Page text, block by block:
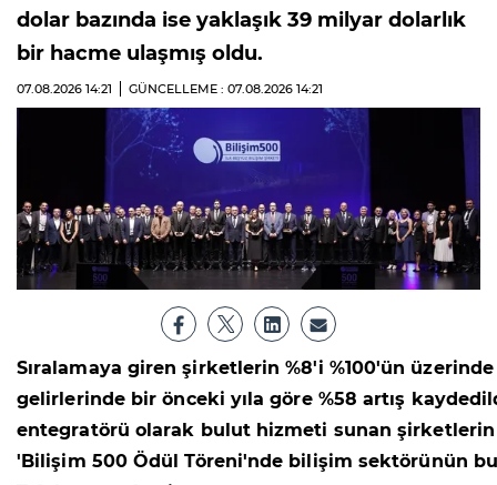
dolar bazında ise yaklaşık 39 milyar dolarlık
bir hacme ulaşmış oldu.
07.08.2026 14:21 GÜNCELLEME : 07.08.2026 14:21
Sıralamaya giren şirketlerin %8'i %100'ün
gelirlerinde bir önceki yıla göre %58 artış
entegratörü olarak bulut hizmeti sunan şirketlerin
'Bilişim 500 Ödül Töreni'nde bilişim sektörünün